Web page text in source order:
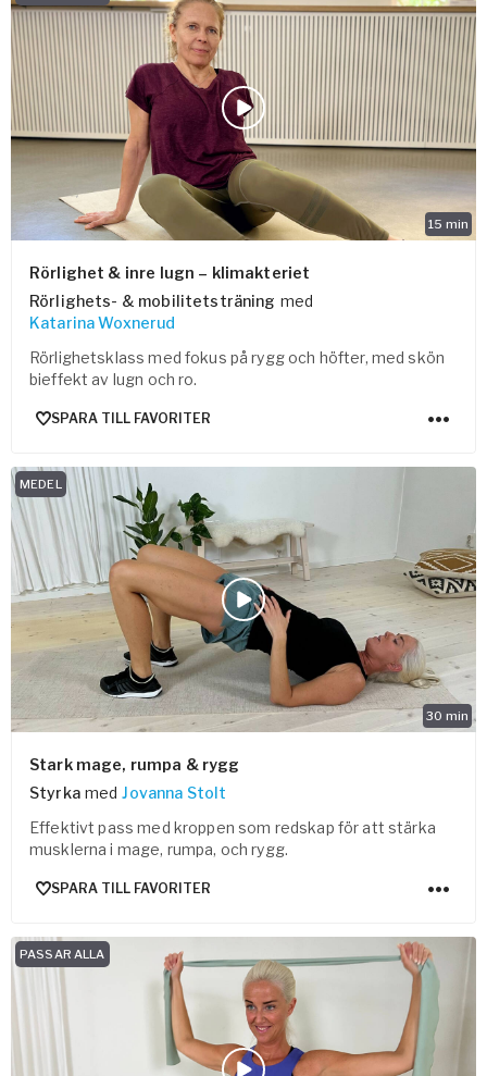
15 min
Rörlighet & inre lugn – klimakteriet
Rörlighets- & mobilitetsträning med
Katarina Woxnerud
Rörlighetsklass med fokus på rygg och höfter, med skön
bieffekt av lugn och ro.
SPARA TILL FAVORITER
30 min
MEDEL
Stark mage, rumpa & rygg
Styrka med Jovanna Stolt
Effektivt pass med kroppen som redskap för att stärka
musklerna i mage, rumpa, och rygg.
SPARA TILL FAVORITER
PASSAR ALLA